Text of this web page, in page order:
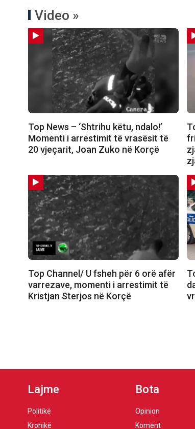
Video »
Top News – ‘Shtrihu këtu, ndalo!’
Momenti i arrestimit të vrasësit të
20 vjeçarit, Joan Zuko në Korçë
Top Channel/ U fsheh për 6 orë afër
varrezave, momenti i arrestimit të
Kristjan Sterjos në Korçë
Lajme
Politikë
Kronikë
Bota
Opinion
Koment